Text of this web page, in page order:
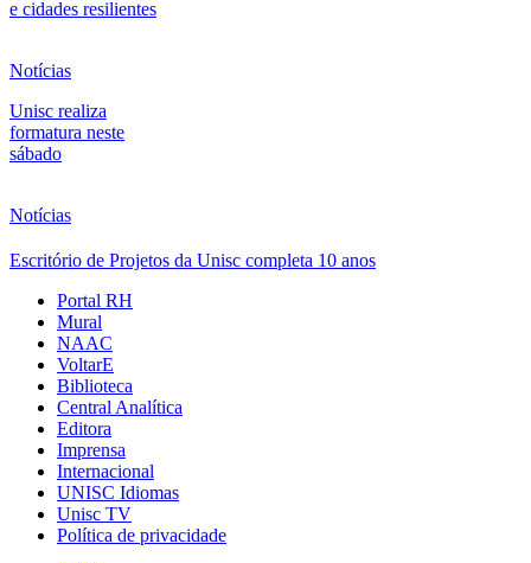
e cidades resilientes
Notícias
Unisc realiza
formatura neste
sábado
Notícias
Escritório de Projetos da Unisc completa 10 anos
Portal RH
Mural
NAAC
VoltarE
Biblioteca
Central Analítica
Editora
Imprensa
Internacional
UNISC Idiomas
Unisc TV
Política de privacidade